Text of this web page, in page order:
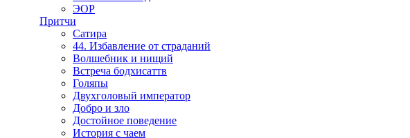
ЭОР
Притчи
Сатира
44. Избавление от страданий
Волшебник и нищий
Встреча бодхисаттв
Голяпы
Двухголовый император
Добро и зло
Достойное поведение
История с чаем